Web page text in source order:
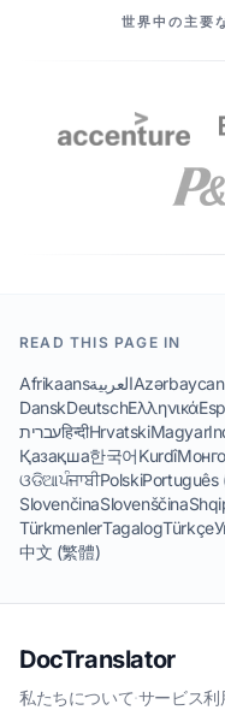
当社のパートナー世界中の主要
READ THIS PAGE IN
Afrikaansالعربية
DanskDeutschΕλληνικά
עבריתहिन्दीHrvatskiMagyar
Қазақша한국어Kurdî
ଓଡିଆਪੰਜਾਬੀPolskiPortuguês
SlovenčinaSlovenščina
TürkmenlerTagalogTürkçe
中文 (繁體)
DocTranslator
私たちについて·サービス利